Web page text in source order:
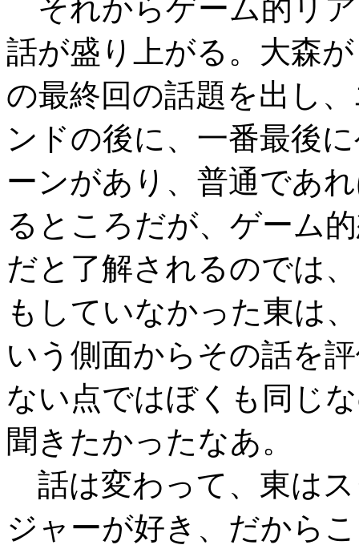
それからゲーム的リ
話が盛り上がる。大森
の最終回の話題を出し
ンドの後に、一番最後
ーンがあり、普通であ
るところだが、ゲーム
だと了解されるのでは
もしていなかった東は
いう側面からその話を
ない点ではぼくも同じ
聞きたかったなあ。
話は変わって、東は
ジャーが好き、だから